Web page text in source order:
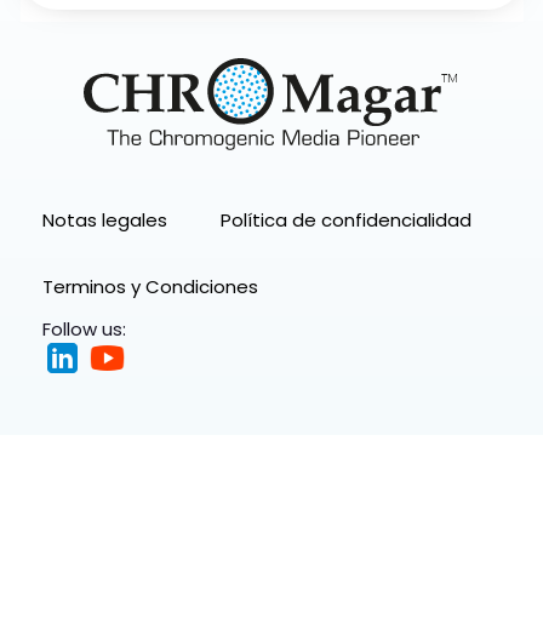
Notas legales Política de confidencialidad
Terminos y Condiciones
Follow us: